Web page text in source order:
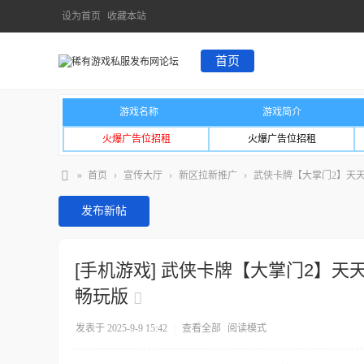
设为首页 收藏本站
首页
游戏名称 游戏简介
火爆广告位招租 火爆广告位招租
» 首页 › 宣传大厅 › 新区拉新推广 › 武侠卡牌【大掌门2】天
发布新帖
[手机游戏] 武侠卡牌【大掌门2】天
畅玩版
发表于 2025-9-9 15:42 查看全部 阅读模式